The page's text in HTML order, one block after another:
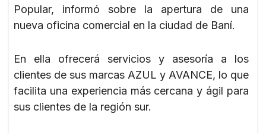
Popular, informó sobre la apertura de una
nueva oficina comercial en la ciudad de Baní.
En ella ofrecerá servicios y asesoría a los
clientes de sus marcas AZUL y AVANCE, lo que
facilita una experiencia más cercana y ágil para
sus clientes de la región sur.